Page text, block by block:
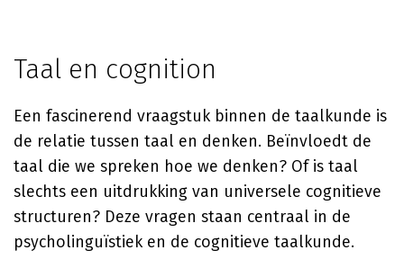
Taal en cognition
Een fascinerend vraagstuk binnen de taalkunde is
de relatie tussen taal en denken. Beïnvloedt de
taal die we spreken hoe we denken? Of is taal
slechts een uitdrukking van universele cognitieve
structuren? Deze vragen staan centraal in de
psycholinguïstiek en de cognitieve taalkunde.